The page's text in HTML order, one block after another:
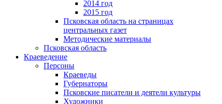
2014 год
2015 год
Псковская область на страницах
центральных газет
Методические материалы
Псковская область
Краеведение
Персоны
Краеведы
Губернаторы
Псковские писатели и деятели культуры
Художники